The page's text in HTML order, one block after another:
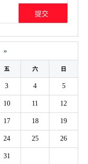
»
五 六 日
3 4 5
10 11 12
17 18 19
24 25 26
31